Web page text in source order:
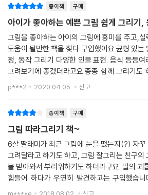
종이책 구매
아이가 좋아하는 예쁜 그림 쉽게 그리기,
그림을 좋아하는 아이의 그림에 흥미를 주고,실
도움이 될만한 책을 찾다 구입했어요.균형 있는
정, 동작 그리기 다양한 인물 표현. 음식 등등여
그려보기에 좋겠더라고요.종종 함께 그리기도
작을 다양하게 해보고 싶어 동작을 담고 있는
어요..그리기 과정 설명이 간략하고 이해가 쉬
p***2 2020.04.05. 신고
종이책 구매
그림 따라그리기 책~
6살 딸래미가 최근 그림에 눈을 떴는지(?) 자꾸
그려달라고 하기도 하고, 그림 잘그리는 친구의
물 받아와서 부러워하기도 하더라구요. 딸의 괴
힘들어 하다가 우연히 발견하고는 구입했습니
그려보라고 하거나 여차하면 제가 보고 그릴려